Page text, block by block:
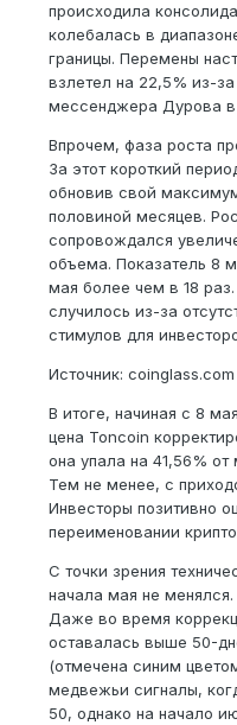
происходила
колебалась в
границы. Перемены
взлетел на 22,5% из-
мессенджера Дурова в
Впрочем, фаза роста
За этот короткий
обновив свой
половиной месяцев.
сопровождался
объема. Показатель 8
мая более чем в 18
случилось из-за
стимулов для
Источник: coinglass.com
В итоге, начиная с 8
цена Toncoin
она упала на 41,56%
Тем не менее, с
Инвесторы позитивно
переименовании
С точки зрения
начала мая не
Даже во время
оставалась выше 50-
(отмечена синим
медвежьи сигналы,
50, однако на начало